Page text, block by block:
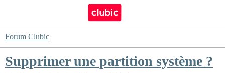
Forum Clubic
Supprimer une partition système ?